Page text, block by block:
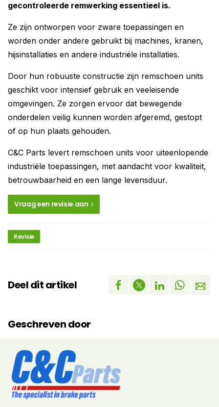
gecontroleerde remwerking essentieel is.
Ze zijn ontworpen voor zware toepassingen en
worden onder andere gebruikt bij machines, kranen,
hijsinstallaties en andere industriële installaties.
Door hun robuuste constructie zijn remschoen units
geschikt voor intensief gebruik en veeleisende
omgevingen. Ze zorgen ervoor dat bewegende
onderdelen veilig kunnen worden afgeremd, gestopt
of op hun plaats gehouden.
C&C Parts levert remschoen units voor uiteenlopende
industriële toepassingen, met aandacht voor kwaliteit,
betrouwbaarheid en een lange levensduur.
Vraag een revisie aan
Revisie
Deel dit artikel
Geschreven door